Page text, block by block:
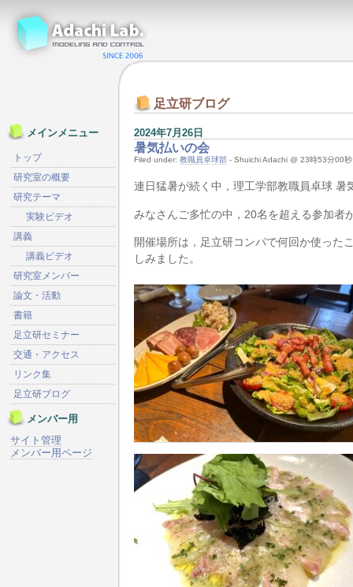
足立研ブログ
2024年7月26日
暑気払いの会
Filed under: 教職員卓球部 - Shuichi Adachi @ 23時53分00秒
連日猛暑が続く中，理工学部教職員卓球 暑
みなさんご多忙の中，20名を超える参加者
開催場所は，足立研コンパで何回か使った
しみました。
メインメニュー
トップ
研究室の概要
研究テーマ
実験ビデオ
講義
講義ビデオ
研究室メンバー
論文・活動
書籍
足立研セミナー
交通・アクセス
リンク集
足立研ブログ
メンバー用
サイト管理
メンバー用ページ